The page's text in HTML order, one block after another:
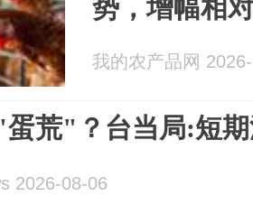
势，增幅相
我的农产品网
荒"？台当局:短
2026-08-06